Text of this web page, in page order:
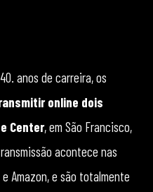
anos de carreira, os
online dois
Center, em São Francisco,
acontece nas
Amazon, e são totalmente